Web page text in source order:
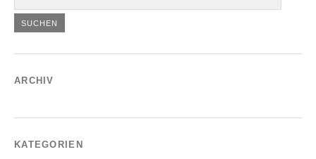
ARCHIV
KATEGORIEN